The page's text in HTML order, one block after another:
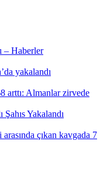
– Haberler
yakalandı
arttı: Almanlar zirvede
Yakalandı
çıkan kavgada 7